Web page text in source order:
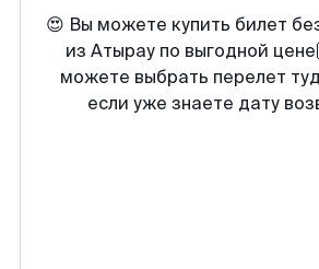
😍 Вы можете купить билет
из Атырау по выгодной
можете выбрать перелет
если уже знаете дату